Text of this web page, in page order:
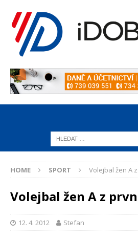
HOME SPORT Volejbal žen A
Volejbal žen A z
12. 4. 2012 Stefan